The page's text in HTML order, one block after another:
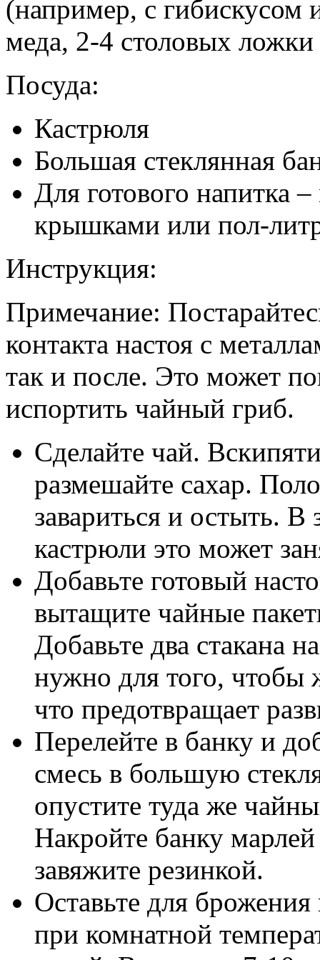
(например, с гибискусом
меда, 2-4 столовых
Посуда:
Кастрюля
Большая стеклянная
Для готового напитка
крышками или пол-
Инструкция:
Примечание:
контакта настоя с
так и после. Это может
испортить чайный гриб.
Сделайте чай.
размешайте сахар.
завариться и остыть. В
кастрюли это может
Добавьте готовый
вытащите чайные
Добавьте два стакана
нужно для того, чтобы
что предотвращает
Перелейте в банку и
смесь в большую
опустите туда же
Накройте банку
завяжите резинкой.
Оставьте для
при комнатной